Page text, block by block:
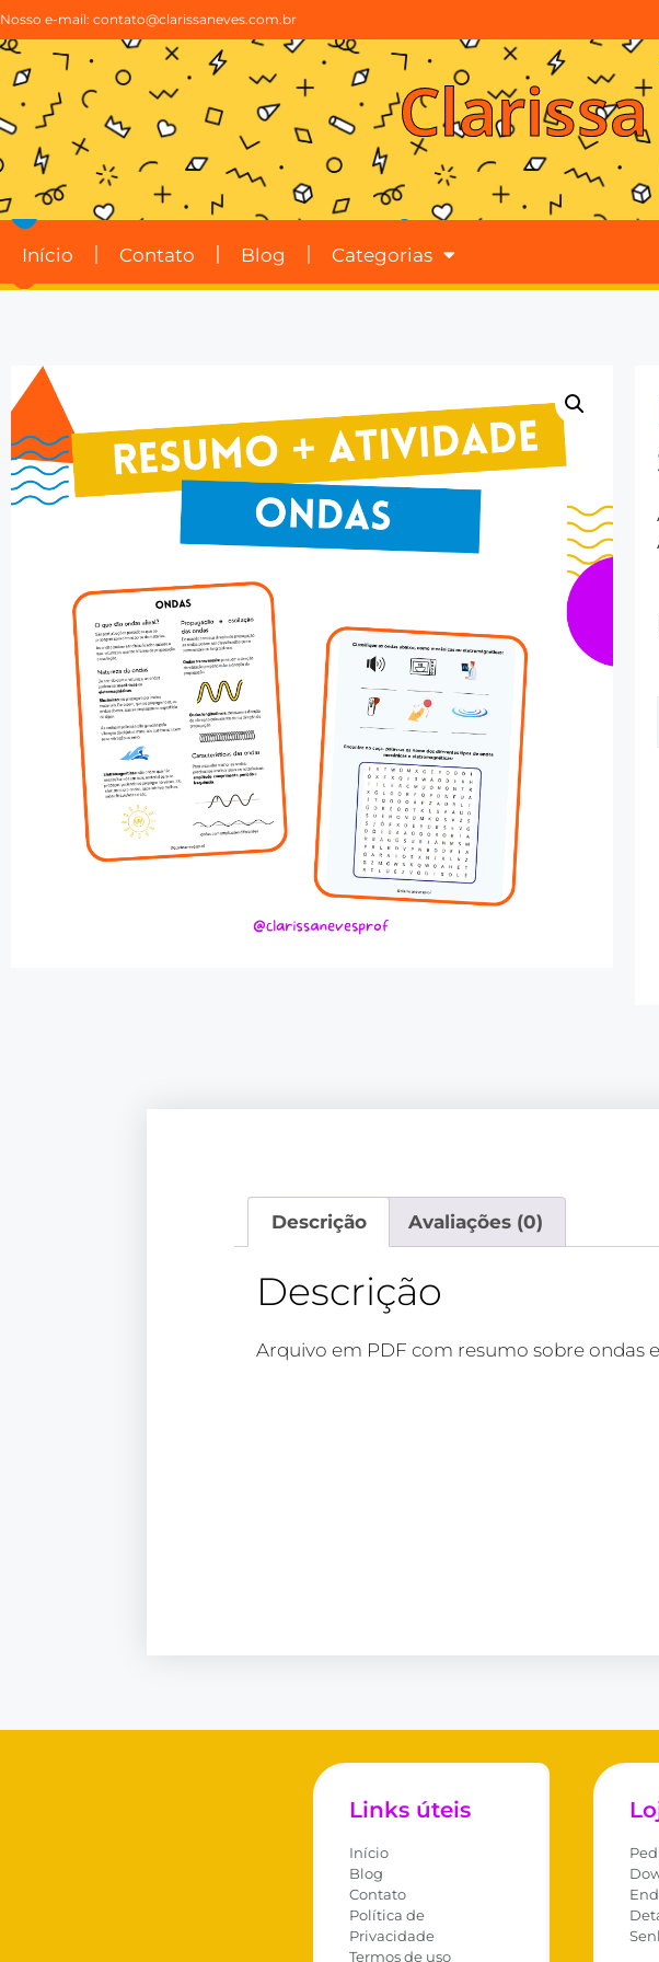
Nosso e-mail: contato@clarissaneves.com.br
Início Contato Blog Categorias
Descrição Avaliações (0)
Descrição
Arquivo em PDF com resumo sobre ondas
Links úteis
Início
Blog
Contato
Política de
Privacidade
Termos de uso